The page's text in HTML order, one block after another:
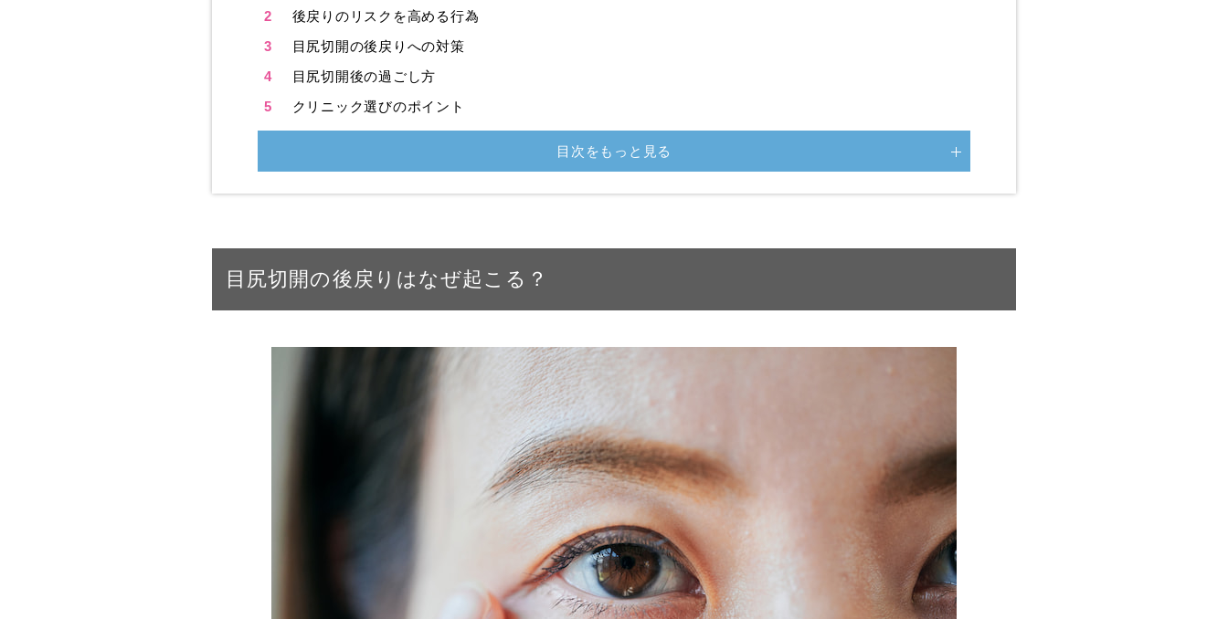
2
後戻りのリスクを高める行為
3
目尻切開の後戻りへの対策
4
目尻切開後の過ごし方
5
クリニック選びのポイント
目次をもっと見る
目尻切開の後戻りはなぜ起こる？